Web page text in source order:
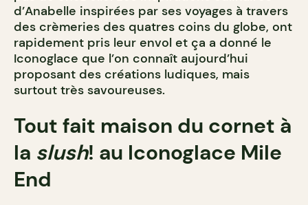
d’Anabelle inspirées par ses voyages à travers
des crèmeries des quatres coins du globe, ont
rapidement pris leur envol et ça a donné le
Iconoglace que l’on connaît aujourd’hui
proposant des créations ludiques, mais
surtout très savoureuses.
Tout fait maison du cornet à
la slush! au Iconoglace Mile
End